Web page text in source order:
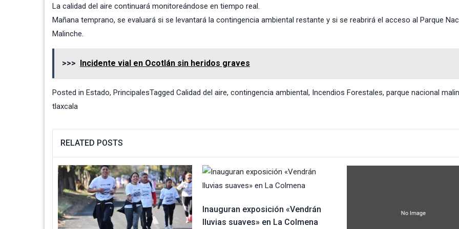
La calidad del aire continuará monitoreándose en tiempo real.
Mañana temprano, se evaluará si se levantará la contingencia ambiental restante y si se reabrirá el acceso al Parque
Malinche.
>>> Incidente vial en Ocotlán sin heridos graves
Posted in Estado, PrincipalesTagged Calidad del aire, contingencia ambiental, Incendios Forestales, parque nacional
tlaxcala
RELATED POSTS
Inauguran exposición «Vendrán
lluvias suaves» en La Colmena